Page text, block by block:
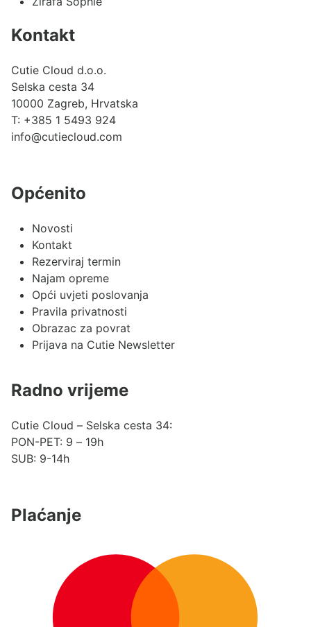
Kontakt
Cutie Cloud d.o.o.
Selska cesta 34
10000 Zagreb, Hrvatska
T: +385 1 5493 924
info@cutiecloud.com
Općenito
Novosti
Kontakt
Rezerviraj termin
Najam opreme
Opći uvjeti poslovanja
Pravila privatnosti
Obrazac za povrat
Prijava na Cutie Newsletter
Radno vrijeme
Cutie Cloud – Selska cesta 34:
PON-PET: 9 – 19h
SUB: 9-14h
Plaćanje